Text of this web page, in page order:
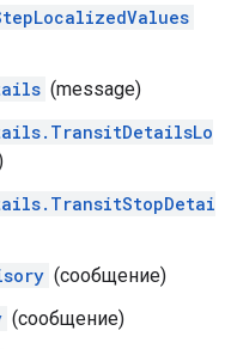
(message)
(сообщение)
(сообщение)